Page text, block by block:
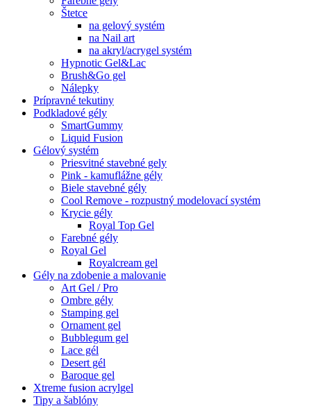
Štetce
na gelový systém
na Nail art
na akryl/acrygel systém
Hypnotic Gel&Lac
Brush&Go gel
Nálepky
Prípravné tekutiny
Podkladové gély
SmartGummy
Liquid Fusion
Gélový systém
Priesvitné stavebné gely
Pink - kamuflážne gély
Biele stavebné gély
Cool Remove - rozpustný modelovací systém
Krycie gély
Royal Top Gel
Farebné gély
Royal Gel
Royalcream gel
Gély na zdobenie a malovanie
Art Gel / Pro
Ombre gély
Stamping gel
Ornament gel
Bubblegum gel
Lace gél
Desert gél
Baroque gel
Xtreme fusion acrylgel
Tipy a šablóny